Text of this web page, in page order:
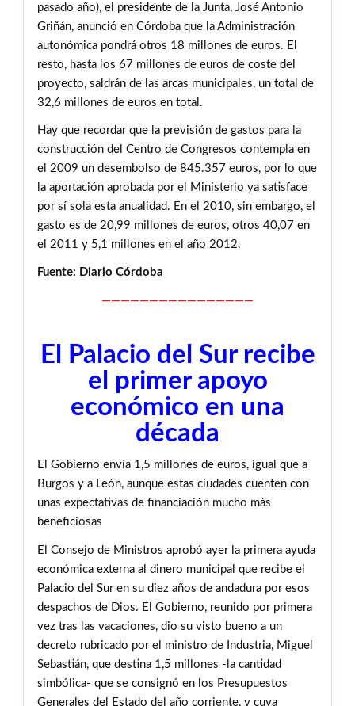
pasado año), el presidente de la Junta, José Antonio
Griñán, anunció en Córdoba que la Administración
autonómica pondrá otros 18 millones de euros. El
resto, hasta los 67 millones de euros de coste del
proyecto, saldrán de las arcas municipales, un total de
32,6 millones de euros en total.
Hay que recordar que la previsión de gastos para la
construcción del Centro de Congresos contempla en
el 2009 un desembolso de 845.357 euros, por lo que
la aportación aprobada por el Ministerio ya satisface
por sí sola esta anualidad. En el 2010, sin embargo, el
gasto es de 20,99 millones de euros, otros 40,07 en
el 2011 y 5,1 millones en el año 2012.
Fuente: Diario Córdoba
————————————————
El Palacio del Sur recibe
el primer apoyo
económico en una
década
El Gobierno envía 1,5 millones de euros, igual que a
Burgos y a León, aunque estas ciudades cuenten con
unas expectativas de financiación mucho más
beneficiosas
El Consejo de Ministros aprobó ayer la primera ayuda
económica externa al dinero municipal que recibe el
Palacio del Sur en su diez años de andadura por esos
despachos de Dios. El Gobierno, reunido por primera
vez tras las vacaciones, dio su visto bueno a un
decreto rubricado por el ministro de Industria, Miguel
Sebastián, que destina 1,5 millones -la cantidad
simbólica- que se consignó en los Presupuestos
Generales del Estado del año corriente, y cuya